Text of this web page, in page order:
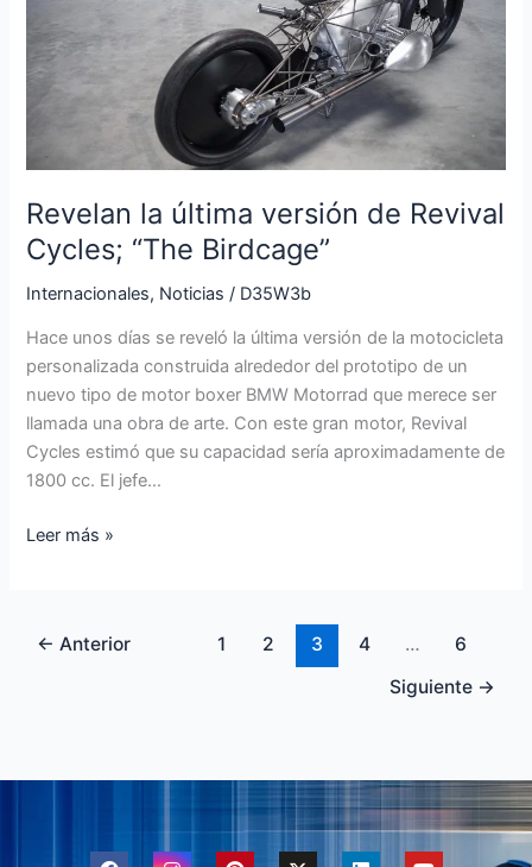
Revelan la última versión de Revival
Cycles; “The Birdcage”
Internacionales, Noticias / D35W3b
Hace unos días se reveló la última versión de la motocicleta
personalizada construida alrededor del prototipo de un
nuevo tipo de motor boxer BMW Motorrad que merece ser
llamada una obra de arte. Con este gran motor, Revival
Cycles estimó que su capacidad sería aproximadamente de
1800 cc. El jefe…
Revival
Cycles;
“The
Leer más »
← Anterior 1 2 3 4 …
6
Siguiente →
F
I
P
X
L
Y